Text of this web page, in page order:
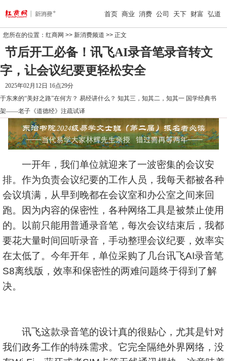
首页 商业 消费 公司 天下 财富 弘道
您所在的位置： 红商网 >> 新消费频道 >> 正文
节后开工必备！讯飞AI录音笔录音转文
字，让会议纪要更轻松安全
2025年02月12日 16点29分
于东来的“美好之路”在何方？ 易经讲什么？ 知其三，知其二，知其一 国学经典书
架——老子《道德经》注疏试译
一开年，我们单位就迎来了一波密集的会议安
排。作为负责会议纪要的工作人员，我每天都被各种
会议填满，从早到晚都在会议室和办公室之间来回
跑。因为内容的保密性，各种网络工具是被禁止使用
的。以前只能用普通录音笔，每次会议结束后，我都
要花大量时间回听录音，手动整理会议纪要，效率实
在太低了。今年开年，单位采购了几台讯飞AI录音笔
S8离线版，效率和保密性的两难问题终于得到了解
决。
讯飞这款录音笔的设计真的很贴心，尤其是针对
我们政务工作的特殊需求。它完全隔绝外界网络，没